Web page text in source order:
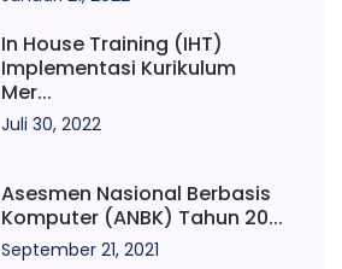
In House Training (IHT)
Implementasi Kurikulum
Mer...
Juli 30, 2022
Asesmen Nasional Berbasis
Komputer (ANBK) Tahun 20...
September 21, 2021